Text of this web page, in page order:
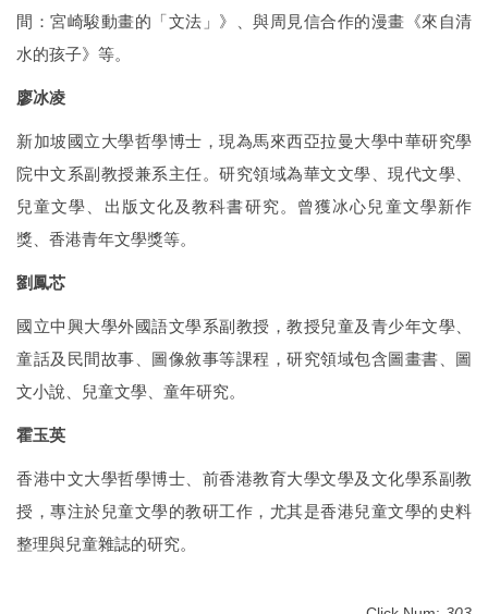
間：宮崎駿動畫的「文法」》、與周見信合作的漫畫《來自清
水的孩子》等。
廖冰凌
新加坡國立大學哲學博士，現為馬來西亞拉曼大學中華研究學
院中文系副教授兼系主任。研究領域為華文文學、現代文學、
兒童文學、出版文化及教科書研究。曾獲冰心兒童文學新作
獎、香港青年文學獎等。
劉鳳芯
國立中興大學外國語文學系副教授，教授兒童及青少年文學、
童話及民間故事、圖像敘事等課程，研究領域包含圖畫書、圖
文小說、兒童文學、童年研究。
霍玉英
香港中文大學哲學博士、前香港教育大學文學及文化學系副教
授，專注於兒童文學的教研工作，尤其是香港兒童文學的史料
整理與兒童雜誌的研究。